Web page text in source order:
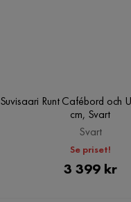
Suvisaari Runt Cafébord och
cm, Svart
Svart
Se priset!
Pris
3 399 kr